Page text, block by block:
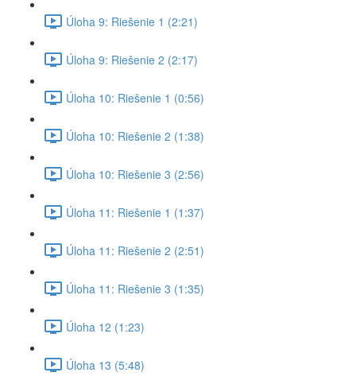
Úloha 9: Riešenie 1 (2:21)
Úloha 9: Riešenie 2 (2:17)
Úloha 10: Riešenie 1 (0:56)
Úloha 10: Riešenie 2 (1:38)
Úloha 10: Riešenie 3 (2:56)
Úloha 11: Riešenie 1 (1:37)
Úloha 11: Riešenie 2 (2:51)
Úloha 11: Riešenie 3 (1:35)
Úloha 12 (1:23)
Úloha 13 (5:48)